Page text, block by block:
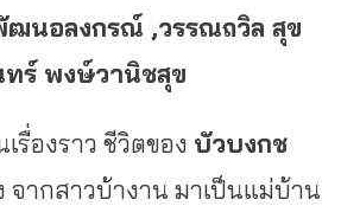
นอลงกรณ์ ,วรรณถวิล สุข
ร์ พงษ์วานิชสุข
รื่องราว ชีวิตของ บัวบงกช
จากสาวบ้างาน มาเป็นแม่บ้าน